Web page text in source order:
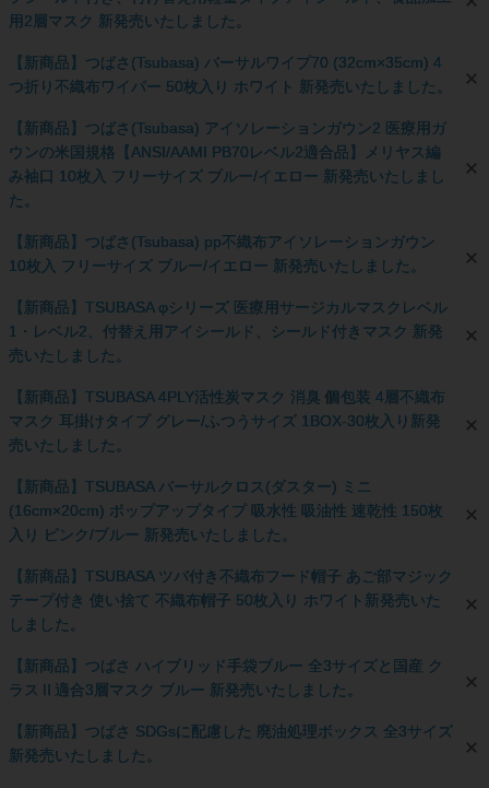
用2層マスク 新発売いたしました。
【新商品】つばさ(Tsubasa) バーサルワイプ70 (32cm×35cm) 4
つ折り不織布ワイパー 50枚入り ホワイト 新発売いたしました。
【新商品】つばさ(Tsubasa) アイソレーションガウン2 医療用ガ
ウンの米国規格【ANSI/AAMI PB70レベル2適合品】メリヤス編
み袖口 10枚入 フリーサイズ ブルー/イエロー 新発売いたしまし
た。
【新商品】つばさ(Tsubasa) pp不織布アイソレーションガウン
10枚入 フリーサイズ ブルー/イエロー 新発売いたしました。
【新商品】TSUBASA φシリーズ 医療用サージカルマスクレベル
1・レベル2、付替え用アイシールド、シールド付きマスク 新発
売いたしました。
【新商品】TSUBASA 4PLY活性炭マスク 消臭 個包装 4層不織布
マスク 耳掛けタイプ グレー/ふつうサイズ 1BOX-30枚入り新発
売いたしました。
【新商品】TSUBASA バーサルクロス(ダスター) ミニ
(16cm×20cm) ポップアップタイプ 吸水性 吸油性 速乾性 150枚
入り ピンク/ブルー 新発売いたしました。
【新商品】TSUBASA ツバ付き不織布フード帽子 あご部マジック
テープ付き 使い捨て 不織布帽子 50枚入り ホワイト新発売いた
しました。
【新商品】つばさ ハイブリッド手袋ブルー 全3サイズと国産 ク
ラスⅡ適合3層マスク ブルー 新発売いたしました。
【新商品】つばさ SDGsに配慮した 廃油処理ボックス 全3サイズ
新発売いたしました。